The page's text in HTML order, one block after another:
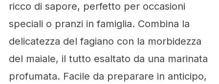
ricco di sapore, perfetto per occasioni
speciali o pranzi in famiglia. Combina la
delicatezza del fagiano con la morbidezza
del maiale, il tutto esaltato da una marinata
profumata. Facile da preparare in anticipo,